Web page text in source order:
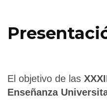
El objetivo de las
Enseñanza